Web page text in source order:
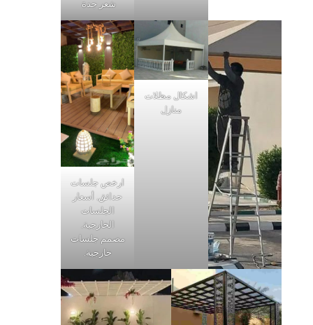
شعر جدة
اشكال مظلات
منازل
ارخص جلسات
حدائق, أسعار
الجلسات
الخارجية,
مصمم جلسات
خارجية,